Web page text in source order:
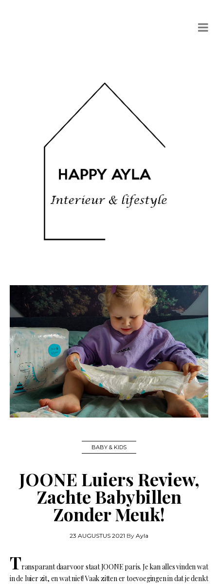
BABY & KIDS
JOONE Luiers Review,
Zachte Babybillen
Zonder Meuk!
23 AUGUSTUS 2021 By Ayla
Transparant daarvoor staat JOONE paris. Je kan alles vinden wat
in de luier zit, en wat niet! Vaak zitten er toevoegingen in dat je denkt